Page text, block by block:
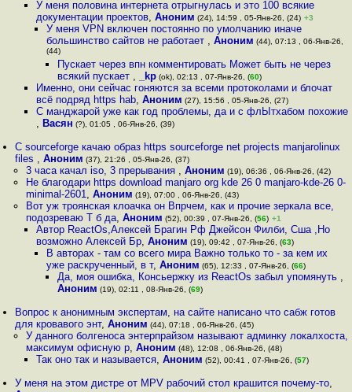
У меня половина интернета отрыгнулась и это 100 всякие
документации проектов, Аноним (24), 14:59 , 05-Янв-26, (24) +3
У меня VPN включен постоянно по умолчанию иначе
большинство сайтов не работает ,Аноним (44), 07:13 , 06-Янв-26,
(44)
Пускает через впн комментировать Может быть не через
всякий пускает , _kp(ok), 02:13 , 07-Янв-26, (60)
Именно, они сейчас гоняются за всеми протоколами и блочат
всё подряд https hab, Аноним (27), 15:56 , 05-Янв-26, (27)
С манджарой уже как год проблемы, да и с флЫтхабом похожие
, Васян (?), 01:05 , 06-Янв-26, (39)
С sourceforge качаю образ https sourceforge net projects manjarolinux
files ,Аноним (37), 21:26 , 05-Янв-26, (37)
3 часа качал iso, 3 прерывания , Аноним (19), 06:36 , 06-Янв-26, (42)
Не благодари https download manjaro org kde 26 0 manjaro-kde-26 0-
minimal-2601, Аноним (19), 07:00 , 06-Янв-26, (43)
Вот уж троянская клоачка он Впрчем, как и прочие зеркала все,
подозреваю Т б да, Аноним (52), 00:39 , 07-Янв-26, (56) +1
Автор ReactOs,Алексей Брагин Рф Джейсон Филби, Сша ,Но
возможно Алексей Бр, Аноним (19), 09:42 , 07-Янв-26, (63)
В авторах - там со всего мира Важно только то - за кем их
уже раскрученный, в т,Аноним (65), 12:33 , 07-Янв-26, (66)
Да, моя ошибка, Консьержку из ReactOs забыл упомянуть ,
Аноним (19), 02:11 , 08-Янв-26, (69)
Вопрос к анонимным экспертам, на сайте написано что сабж готов
для кровавого энт,Аноним (44), 07:18 , 06-Янв-26, (45)
У данного болгеноса энтерпрайзом называют админку локалхоста,
максимум офисную р, Аноним (48), 12:08 , 06-Янв-26, (48)
Так оно так и называется, Аноним (52), 00:41 , 07-Янв-26, (57)
У меня на этом дистре от MPV рабочий стол крашится почему-то,